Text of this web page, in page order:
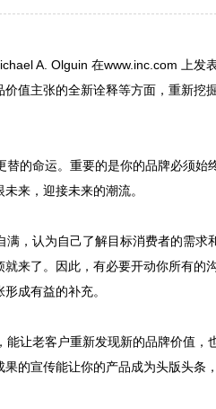
A. Olguin 在www.inc.com 上发
值主张的全新诠释等方面，重新
的命运。重要的是你的品牌必须
来，迎接未来的潮流。
，认为自己了解目标消费者的需
来了。因此，有必要开动你所有的
成有益的补充。
让老客户重新发现新的品牌价值
的宣传能让你的产品成为头版头条